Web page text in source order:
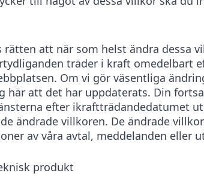
rätten att när som helst ändra dessa
träder i kraft omedelbart
Om vi gör väsentliga
här att det har uppdaterats. Din
efter ikraftträdandedatumet
ändrade villkoren. De ändrade
av våra avtal, meddelanden eller
produkt